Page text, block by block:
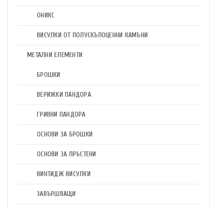
ОНИКС
ВИСУЛКИ ОТ ПОЛУСКЪПОЦЕННИ КАМЪНИ
МЕТАЛНИ ЕЛЕМЕНТИ
БРОШКИ
ВЕРИЖКИ ПАНДОРА
ГРИВНИ ПАНДОРА
ОСНОВИ ЗА БРОШКИ
ОСНОВИ ЗА ПРЪСТЕНИ
ВИНТИДЖ ВИСУЛКИ
ЗАВЪРШВАЩИ